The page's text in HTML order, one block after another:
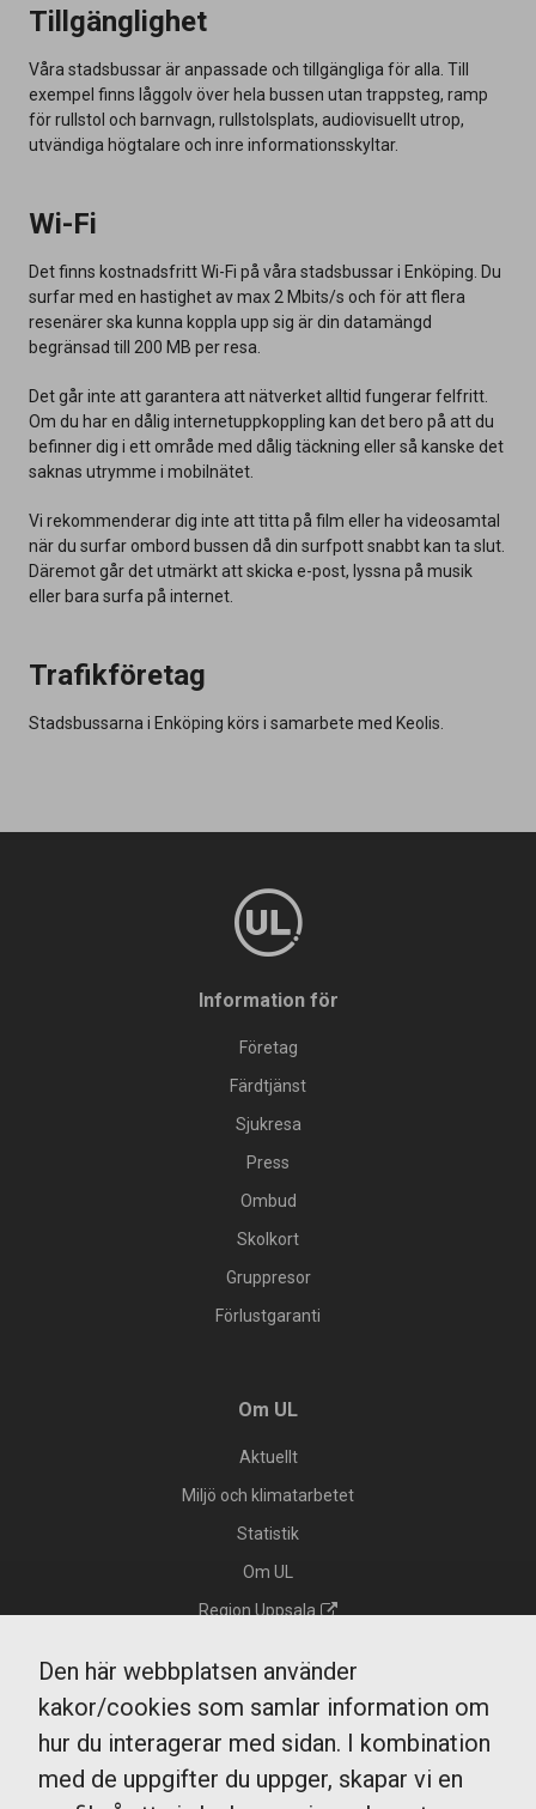
Tillgänglighet
Våra stadsbussar är anpassade och tillgängliga för alla. Till
exempel finns låggolv över hela bussen utan trappsteg, ramp
för rullstol och barnvagn, rullstolsplats, audiovisuellt utrop,
utvändiga högtalare och inre informationsskyltar.
Wi-Fi
Det finns kostnadsfritt Wi-Fi på våra stadsbussar i Enköping. Du
surfar med en hastighet av max 2 Mbits/s och för att flera
resenärer ska kunna koppla upp sig är din datamängd
begränsad till 200 MB per resa.
Det går inte att garantera att nätverket alltid fungerar felfritt.
Om du har en dålig internetuppkoppling kan det bero på att du
befinner dig i ett område med dålig täckning eller så kanske det
saknas utrymme i mobilnätet.
Vi rekommenderar dig inte att titta på film eller ha videosamtal
när du surfar ombord bussen då din surfpott snabbt kan ta slut.
Däremot går det utmärkt att skicka e-post, lyssna på musik
eller bara surfa på internet.
Trafikföretag
Stadsbussarna i Enköping körs i samarbete med Keolis.
Information för
Företag
Färdtjänst
Sjukresa
Press
Ombud
Skolkort
Gruppresor
Förlustgaranti
Om UL
Aktuellt
Miljö och klimatarbetet
Statistik
Om UL
Region Uppsala
Den här webbplatsen använder
kakor/cookies som samlar information om
hur du interagerar med sidan. I kombination
med de uppgifter du uppger, skapar vi en